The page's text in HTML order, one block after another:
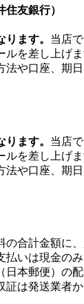
友銀行）
ます。 当店
ルを差し上げ
法や口座、期
ます。 当店
ルを差し上げ
法や口座、期
の合計金額に
払いは現金の
日本郵便）の
証は発送業者